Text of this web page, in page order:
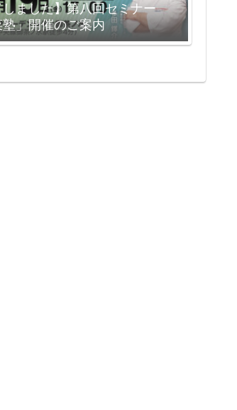
ました】第八回セミナー
」開催のご案内